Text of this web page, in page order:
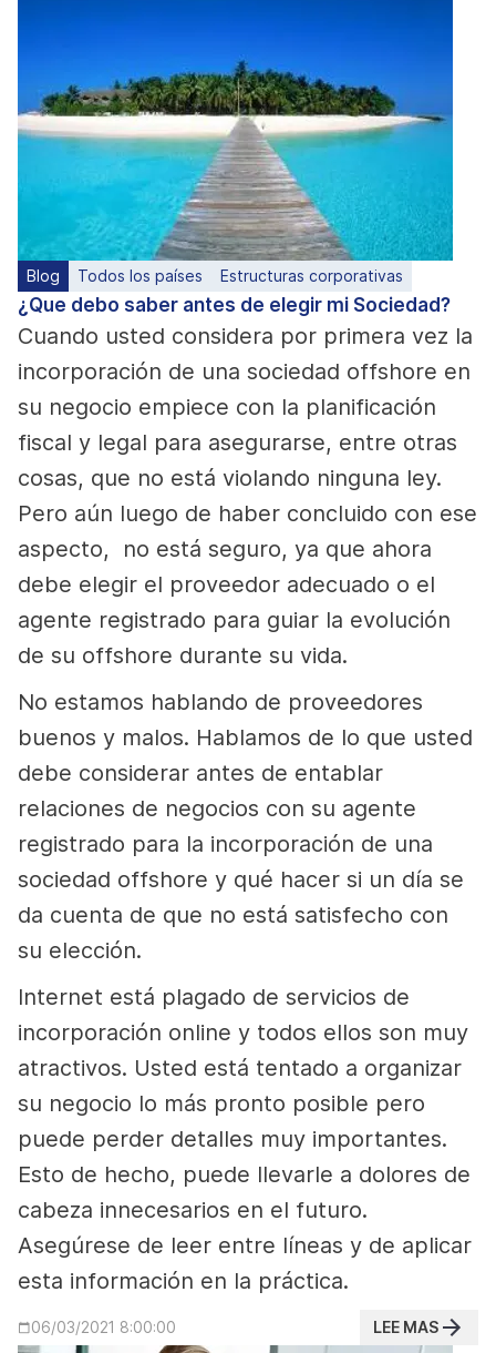
Blog Todos los países Estructuras corporativas
¿Que debo saber antes de elegir mi Sociedad?
Cuando usted considera por primera vez la
incorporación de una sociedad offshore en
su negocio empiece con la planificación
fiscal y legal para asegurarse, entre otras
cosas, que no está violando ninguna ley.
Pero aún luego de haber concluido con ese
aspecto, no está seguro, ya que ahora
debe elegir el proveedor adecuado o el
agente registrado para guiar la evolución
de su offshore durante su vida.
No estamos hablando de proveedores
buenos y malos. Hablamos de lo que usted
debe considerar antes de entablar
relaciones de negocios con su agente
registrado para la incorporación de una
sociedad offshore y qué hacer si un día se
da cuenta de que no está satisfecho con
su elección.
Internet está plagado de servicios de
incorporación online y todos ellos son muy
atractivos. Usted está tentado a organizar
su negocio lo más pronto posible pero
puede perder detalles muy importantes.
Esto de hecho, puede llevarle a dolores de
cabeza innecesarios en el futuro.
Asegúrese de leer entre líneas y de aplicar
esta información en la práctica.
06/03/2021 8:00:00 LEE MAS